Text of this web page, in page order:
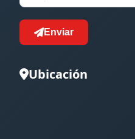
Enviar
Ubicación